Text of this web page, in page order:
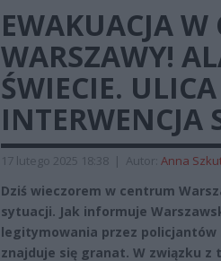
EWAKUACJA
WARSZAWY!
ŚWIECIE.
INTERWENCJA
17 lutego 2025 18:38 | Autor: Anna
Dziś wieczorem w centrum
sytuacji. Jak informuje
legitymowania przez policjantów
znajduje się granat. W związku